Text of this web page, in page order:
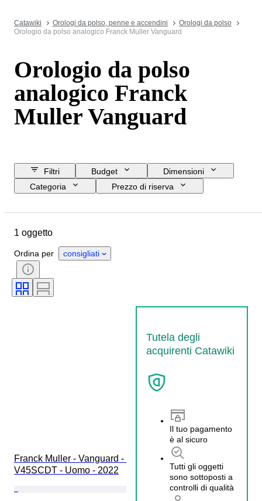
Catawiki Orologi da polso, penne e accendini
Orologi da polso
Orologio da polso analogico Franck Muller Vanguard
Orologio da polso
analogico Franck
Muller Vanguard
Filtri Budget
Dimensioni
Categoria
Prezzo di riserva
Genere
Movimento dell'orologio
Materiale del cinturino dell’orologio
Diametro della cassa
1 oggetto
Ordina per consigliati
Franck Muller - Vanguard -
V45SCDT - Uomo - 2022
Tutela degli
acquirenti Catawiki
Il tuo pagamento
è al sicuro
Tutti gli oggetti
sono sottoposti a
controlli di qualità